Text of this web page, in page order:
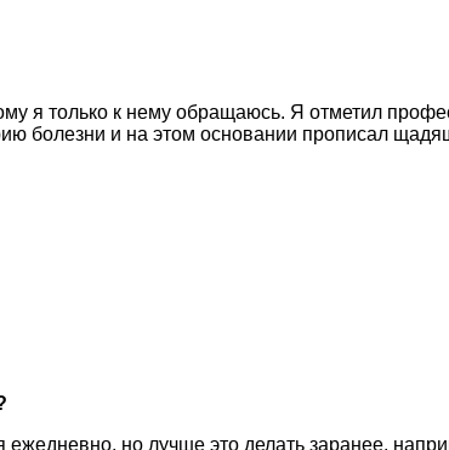
я только к нему обращаюсь. Я отметил
болезни и на этом основании прописал
ежедневно, но лучше это делать заранее,